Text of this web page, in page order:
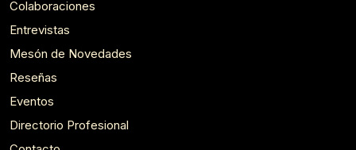
Colaboraciones
Entrevistas
Mesón de Novedades
Reseñas
Eventos
Directorio Profesional